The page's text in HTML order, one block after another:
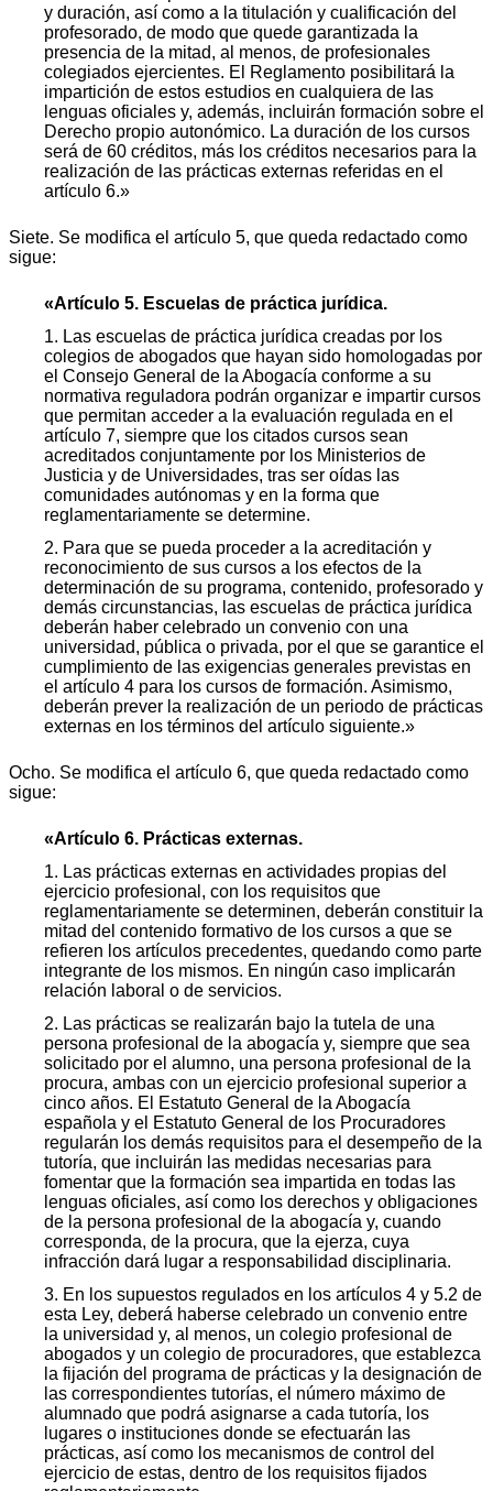
y duración, así como a la titulación y cualificación del
profesorado, de modo que quede garantizada la
presencia de la mitad, al menos, de profesionales
colegiados ejercientes. El Reglamento posibilitará la
impartición de estos estudios en cualquiera de las
lenguas oficiales y, además, incluirán formación sobre el
Derecho propio autonómico. La duración de los cursos
será de 60 créditos, más los créditos necesarios para la
realización de las prácticas externas referidas en el
artículo 6.»
Siete. Se modifica el artículo 5, que queda redactado como
sigue:
«Artículo 5. Escuelas de práctica jurídica.
1. Las escuelas de práctica jurídica creadas por los
colegios de abogados que hayan sido homologadas por
el Consejo General de la Abogacía conforme a su
normativa reguladora podrán organizar e impartir cursos
que permitan acceder a la evaluación regulada en el
artículo 7, siempre que los citados cursos sean
acreditados conjuntamente por los Ministerios de
Justicia y de Universidades, tras ser oídas las
comunidades autónomas y en la forma que
reglamentariamente se determine.
2. Para que se pueda proceder a la acreditación y
reconocimiento de sus cursos a los efectos de la
determinación de su programa, contenido, profesorado y
demás circunstancias, las escuelas de práctica jurídica
deberán haber celebrado un convenio con una
universidad, pública o privada, por el que se garantice el
cumplimiento de las exigencias generales previstas en
el artículo 4 para los cursos de formación. Asimismo,
deberán prever la realización de un periodo de prácticas
externas en los términos del artículo siguiente.»
Ocho. Se modifica el artículo 6, que queda redactado como
sigue:
«Artículo 6. Prácticas externas.
1. Las prácticas externas en actividades propias del
ejercicio profesional, con los requisitos que
reglamentariamente se determinen, deberán constituir la
mitad del contenido formativo de los cursos a que se
refieren los artículos precedentes, quedando como parte
integrante de los mismos. En ningún caso implicarán
relación laboral o de servicios.
2. Las prácticas se realizarán bajo la tutela de una
persona profesional de la abogacía y, siempre que sea
solicitado por el alumno, una persona profesional de la
procura, ambas con un ejercicio profesional superior a
cinco años. El Estatuto General de la Abogacía
española y el Estatuto General de los Procuradores
regularán los demás requisitos para el desempeño de la
tutoría, que incluirán las medidas necesarias para
fomentar que la formación sea impartida en todas las
lenguas oficiales, así como los derechos y obligaciones
de la persona profesional de la abogacía y, cuando
corresponda, de la procura, que la ejerza, cuya
infracción dará lugar a responsabilidad disciplinaria.
3. En los supuestos regulados en los artículos 4 y 5.2 de
esta Ley, deberá haberse celebrado un convenio entre
la universidad y, al menos, un colegio profesional de
abogados y un colegio de procuradores, que establezca
la fijación del programa de prácticas y la designación de
las correspondientes tutorías, el número máximo de
alumnado que podrá asignarse a cada tutoría, los
lugares o instituciones donde se efectuarán las
prácticas, así como los mecanismos de control del
ejercicio de estas, dentro de los requisitos fijados